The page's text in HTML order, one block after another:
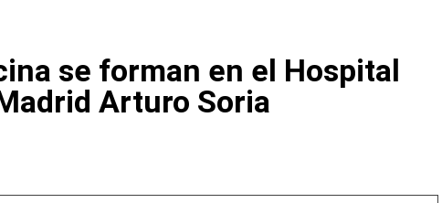
la importancia de la fotoprotección entre los más pequeños
pediátrica puede ayudar a aliviar el malestar asociado al
proyecto de ley del tabaco que amplía los espacios sin humo a
se forman en el Hospital
Arturo Soria